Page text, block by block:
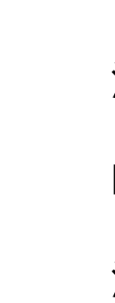
深
深